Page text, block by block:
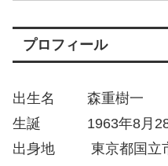
プロフィール
出生名 森重樹一
生誕 1963年8月28
出身地 東京都国立